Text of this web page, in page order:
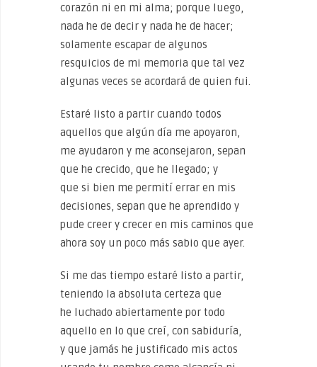
corazón ni en mi alma; porque luego,
nada he de decir y nada he de hacer;
solamente escapar de algunos
resquicios de mi memoria que tal vez
algunas veces se acordará de quien fui.
Estaré listo a partir cuando todos
aquellos que algún día me apoyaron,
me ayudaron y me aconsejaron, sepan
que he crecido, que he llegado; y
que si bien me permití errar en mis
decisiones, sepan que he aprendido y
pude creer y crecer en mis caminos que
ahora soy un poco más sabio que ayer.
Si me das tiempo estaré listo a partir,
teniendo la absoluta certeza que
he luchado abiertamente por todo
aquello en lo que creí, con sabiduría,
y que jamás he justificado mis actos